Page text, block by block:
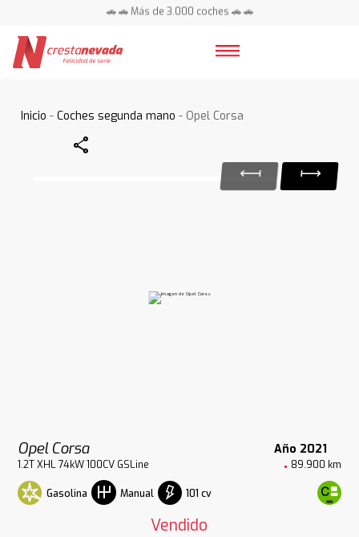
🚗 🚗 Más de 3.000 coches 🚗 🚗
Inicio -Coches segunda mano - Opel Corsa
Share
Opel Corsa Año 2021
1.2T XHL 74kW 100CV GSLine 89.900 km
Gasolina Manual 101 cv
Vendido